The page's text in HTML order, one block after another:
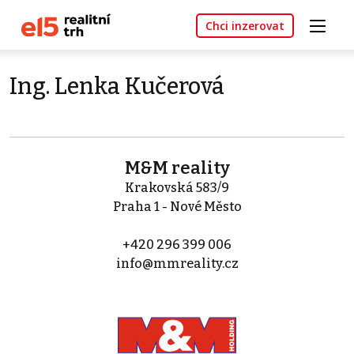
Chci inzerovat
Ing. Lenka Kučerová
M&M reality
Krakovská 583/9
Praha 1 - Nové Město
+420 296 399 006
info@mmreality.cz